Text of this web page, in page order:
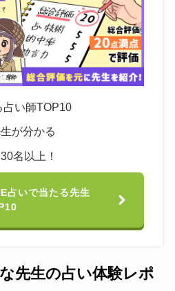
占い師TOP10
が分かる
名以上！
占いで当たる先生
先生の占い体験レポ